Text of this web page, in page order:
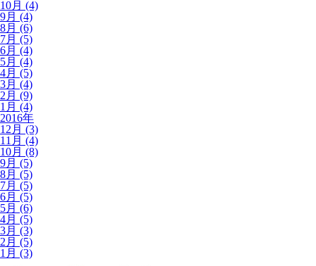
10月 (4)
9月 (4)
8月 (6)
7月 (5)
6月 (4)
5月 (4)
4月 (5)
3月 (4)
2月 (9)
1月 (4)
2016年
12月 (3)
11月 (4)
10月 (8)
9月 (5)
8月 (5)
7月 (5)
6月 (5)
5月 (6)
4月 (5)
3月 (3)
2月 (5)
1月 (3)